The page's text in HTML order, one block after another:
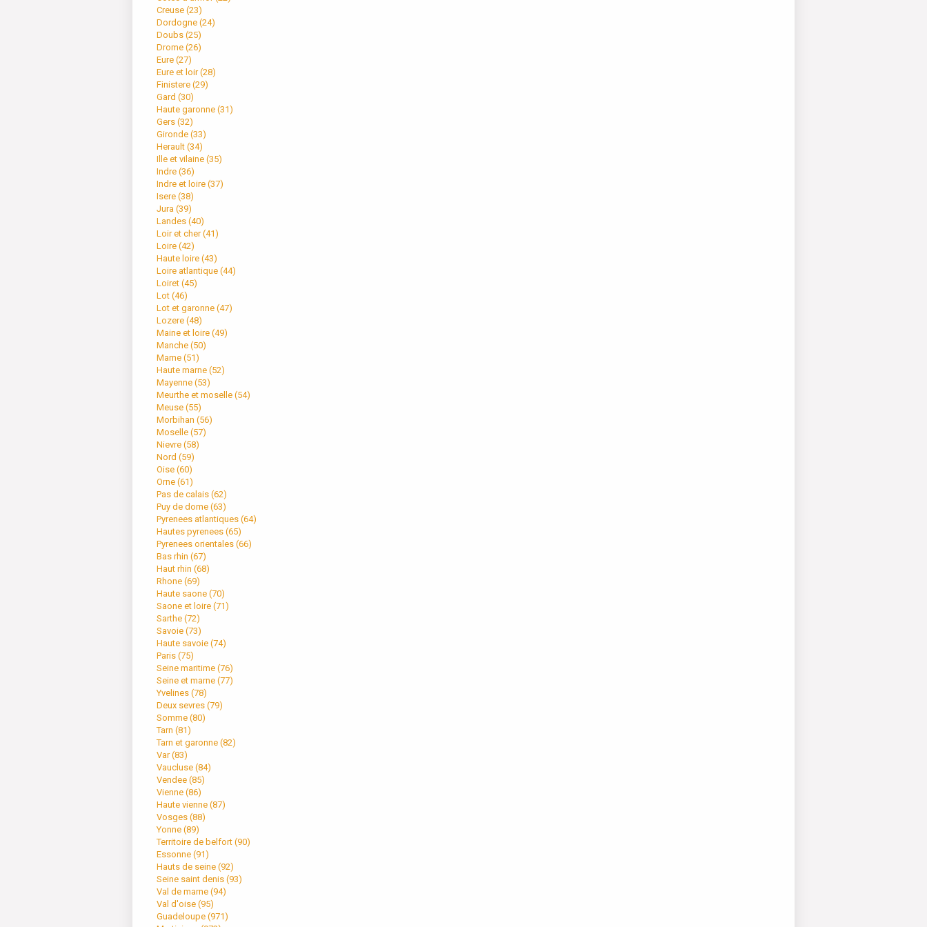
Creuse (23)
Dordogne (24)
Doubs (25)
Drome (26)
Eure (27)
Eure et loir (28)
Finistere (29)
Gard (30)
Haute garonne (31)
Gers (32)
Gironde (33)
Herault (34)
Ille et vilaine (35)
Indre (36)
Indre et loire (37)
Isere (38)
Jura (39)
Landes (40)
Loir et cher (41)
Loire (42)
Haute loire (43)
Loire atlantique (44)
Loiret (45)
Lot (46)
Lot et garonne (47)
Lozere (48)
Maine et loire (49)
Manche (50)
Marne (51)
Haute marne (52)
Mayenne (53)
Meurthe et moselle (54)
Meuse (55)
Morbihan (56)
Moselle (57)
Nievre (58)
Nord (59)
Oise (60)
Orne (61)
Pas de calais (62)
Puy de dome (63)
Pyrenees atlantiques (64)
Hautes pyrenees (65)
Pyrenees orientales (66)
Bas rhin (67)
Haut rhin (68)
Rhone (69)
Haute saone (70)
Saone et loire (71)
Sarthe (72)
Savoie (73)
Haute savoie (74)
Paris (75)
Seine maritime (76)
Seine et marne (77)
Yvelines (78)
Deux sevres (79)
Somme (80)
Tarn (81)
Tarn et garonne (82)
Var (83)
Vaucluse (84)
Vendee (85)
Vienne (86)
Haute vienne (87)
Vosges (88)
Yonne (89)
Territoire de belfort (90)
Essonne (91)
Hauts de seine (92)
Seine saint denis (93)
Val de marne (94)
Val d'oise (95)
Guadeloupe (971)